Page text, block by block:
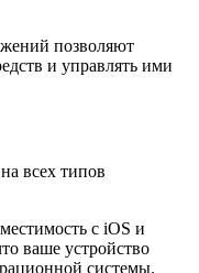
позволяют
и управлять ими
всех типов
с iOS и
ваше устройство
системы.